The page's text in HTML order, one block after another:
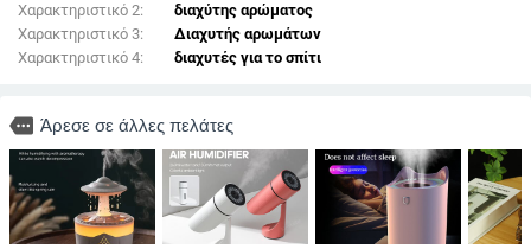
Χαρακτηριστικό 2:
διαχύτης αρώματος
Χαρακτηριστικό 3:
Διαχυτής αρωμάτων
Χαρακτηριστικό 4:
διαχυτές για το σπίτι
more Άρεσε σε άλλες πελάτες